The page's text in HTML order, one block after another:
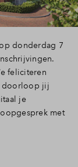
donderdag 7
feliciteren
doorloop jij
je
met